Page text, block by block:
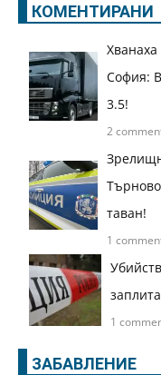
КОМЕНТИРАНИ
София:
3.5!
2
таван!
1
1
ЗАБАВЛЕНИЕ